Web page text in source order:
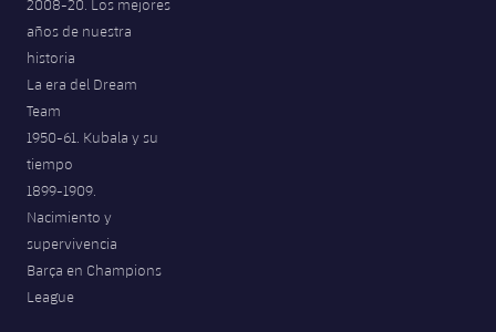
2008-20. Los mejores
años de nuestra
historia
La era del Dream
Team
1950-61. Kubala y su
tiempo
1899-1909.
Nacimiento y
supervivencia
Barça en Champions
League